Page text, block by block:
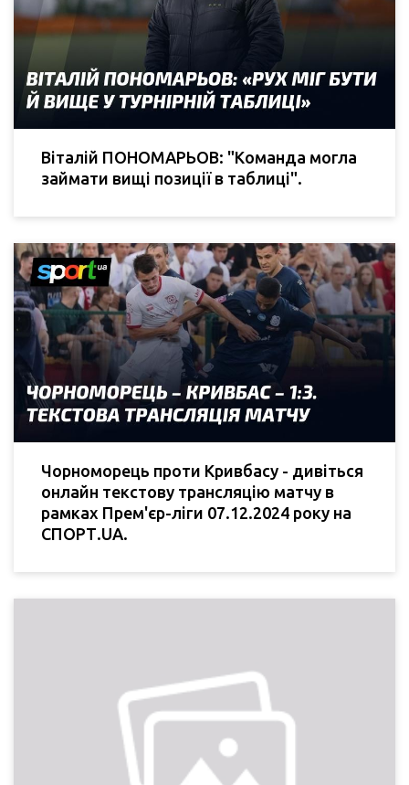
Віталій ПОНОМАРЬОВ: "Команда могла
займати вищі позиції в таблиці".
Чорноморець проти Кривбасу - дивіться
онлайн текстову трансляцію матчу в
рамках Прем'єр-ліги 07.12.2024 року на
СПОРТ.UA.